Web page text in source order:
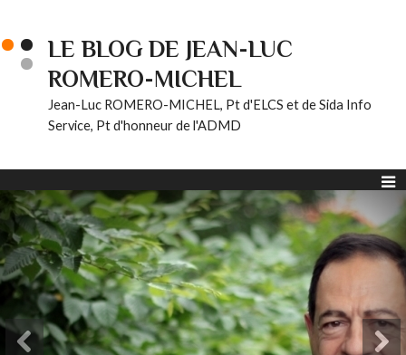
LE BLOG DE JEAN-LUC
ROMERO-MICHEL
Jean-Luc ROMERO-MICHEL, Pt d'ELCS et de Sida Info
Service, Pt d'honneur de l'ADMD